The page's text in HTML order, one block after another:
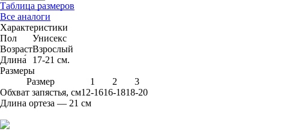
Таблица размеров
Все аналоги
Характеристики
Пол
Унисекс
ВозрастВзрослый
Длина́
17-21 см.
Размеры
Размер
1 2
3
Обхват запястья, см12-1616-1818-20
Длина ортеза — 21 см